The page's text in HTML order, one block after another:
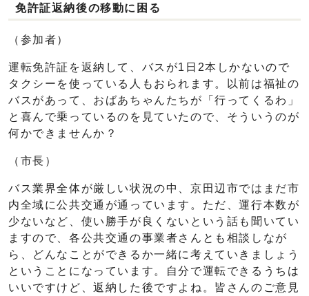
免許証返納後の移動に困る
（参加者）
運転免許証を返納して、バスが1日2本しかないので
タクシーを使っている人もおられます。以前は福祉の
バスがあって、おばあちゃんたちが「行ってくるわ」
と喜んで乗っているのを見ていたので、そういうのが
何かできませんか？
（市長）
バス業界全体が厳しい状況の中、京田辺市ではまだ市
内全域に公共交通が通っています。ただ、運行本数が
少ないなど、使い勝手が良くないという話も聞いてい
ますので、各公共交通の事業者さんとも相談しなが
ら、どんなことができるか一緒に考えていきましょう
ということになっています。自分で運転できるうちは
いいですけど、返納した後ですよね。皆さんのご意見